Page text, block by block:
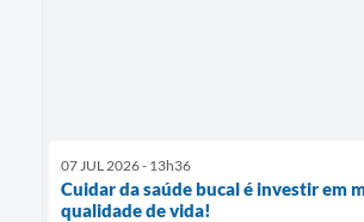
07 JUL 2026 - 13h36
Cuidar da saúde bucal é investir em
qualidade de vida!